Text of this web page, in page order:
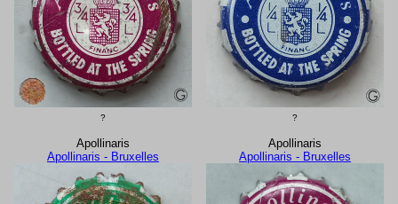
? ?
Apollinaris
Apollinaris - Bruxelles
Apollinaris
Apollinaris - Bruxelles